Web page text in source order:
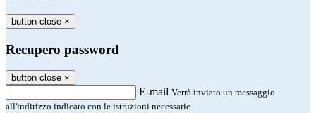
button close ×
Recupero password
button close ×
E-mail Verrà inviato un messaggio
all'indirizzo indicato con le istruzioni necessarie.